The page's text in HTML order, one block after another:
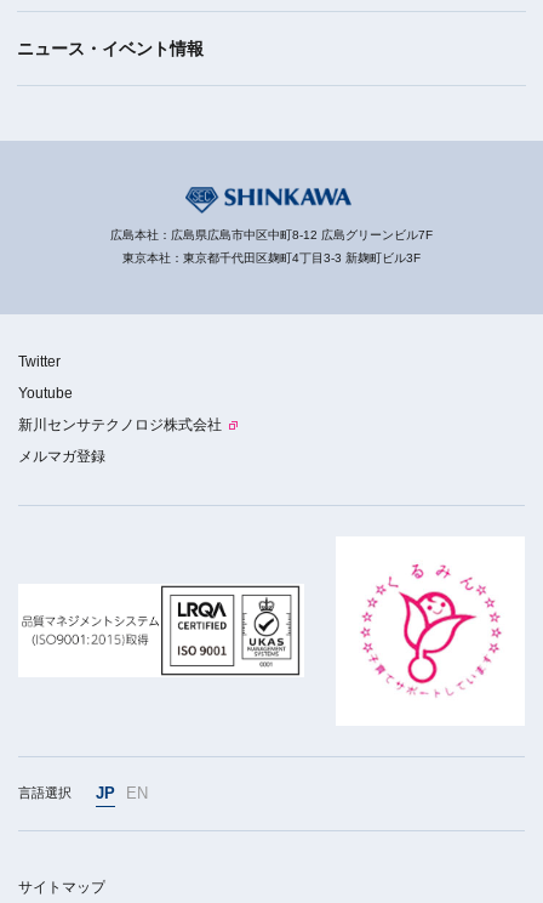
ニュース・イベント情報
広島本社：広島県広島市中区中町8-12 広島グリーンビル7F
東京本社：東京都千代田区麹町4丁目3-3 新麹町ビル3F
Twitter
Youtube
新川センサテクノロジ株式会社
メルマガ登録
言語選択 JP EN
サイトマップ